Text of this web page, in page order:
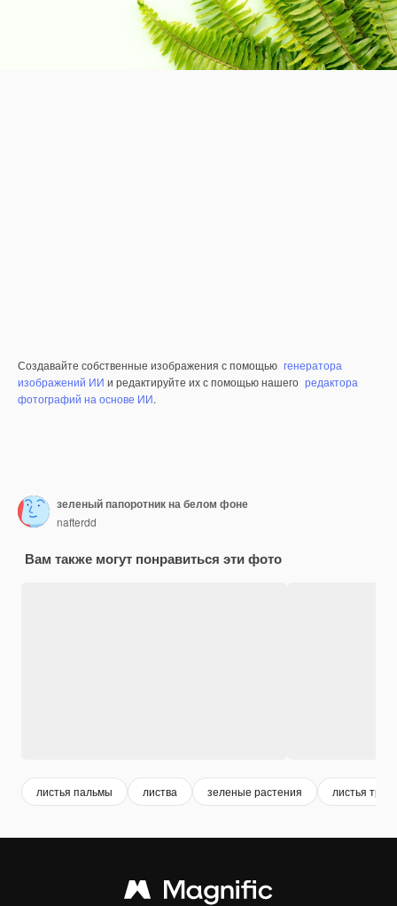
Создавайте собственные изображения с помощью генератора
изображений ИИ и редактируйте их с помощью нашего редактора
фотографий на основе ИИ.
зеленый папоротник на белом фоне
nafterdd
Вам также могут понравиться эти фото
листья пальмы листва зеленые растения листья